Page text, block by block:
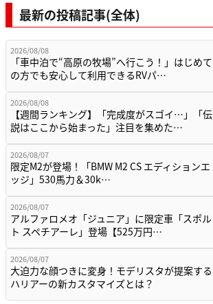
最新の投稿記事(全体)
2026/08/08
「車中泊で“高原の牧場”へ行こう！」はじめて
の方でも安心して利用できるRVパ…
2026/08/08
【週間ランキング】「完成度がスゴイ…」「伝
説はここから始まった」注目を集めた…
2026/08/07
限定M2が登場！「BMW M2 CS エディションエ
ッジ」530馬力＆30k…
2026/08/07
アルファロメオ「ジュニア」に限定車「スポル
ト スペチアーレ」登場【525万円…
2026/08/07
大迫力な顔つきに変身！モデリスタが提案する
ハリアーの新カスタマイズとは？